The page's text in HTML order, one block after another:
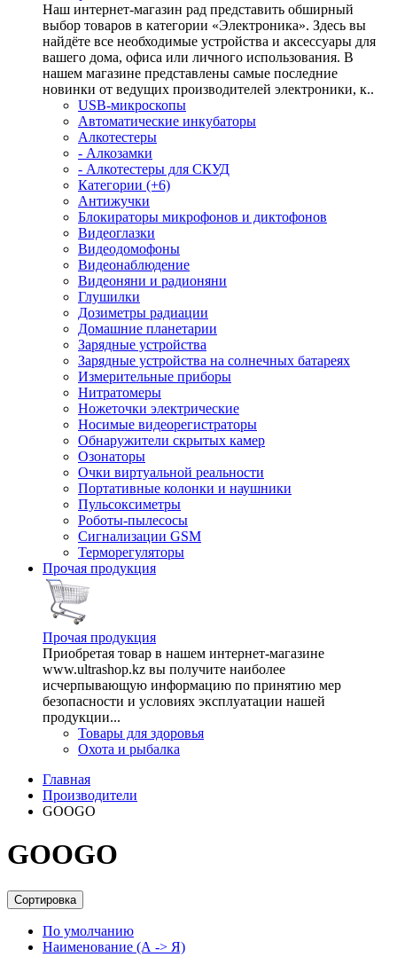
Наш интернет-магазин рад представить обширный
выбор товаров в категории «Электроника». Здесь вы
найдёте все необходимые устройства и аксессуары для
вашего дома, офиса или личного использования. В
нашем магазине представлены самые последние
новинки от ведущих производителей электроники, к..
USB-микроскопы
Автоматические инкубаторы
Алкотестеры
- Алкозамки
- Алкотестеры для СКУД
Категории (+6)
Антижучки
Блокираторы микрофонов и диктофонов
Видеоглазки
Видеодомофоны
Видеонаблюдение
Видеоняни и радионяни
Глушилки
Дозиметры радиации
Домашние планетарии
Зарядные устройства
Зарядные устройства на солнечных батареях
Измерительные приборы
Нитратомеры
Ножеточки электрические
Носимые видеорегистраторы
Обнаружители скрытых камер
Озонаторы
Очки виртуальной реальности
Портативные колонки и наушники
Пульсоксиметры
Роботы-пылесосы
Сигнализации GSM
Терморегуляторы
Прочая продукция
Прочая продукция
Приобретая товар в нашем интернет-магазине
www.ultrashop.kz вы получите наиболее
исчерпывающую информацию по принятию мер
безопасности и условиях эксплуатации нашей
продукции...
Товары для здоровья
Охота и рыбалка
Главная
Производители
GOOGO
GOOGO
Сортировка
По умолчанию
Наименование (А -> Я)